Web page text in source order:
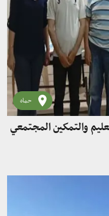
حماه
والتمكين المجتمعي